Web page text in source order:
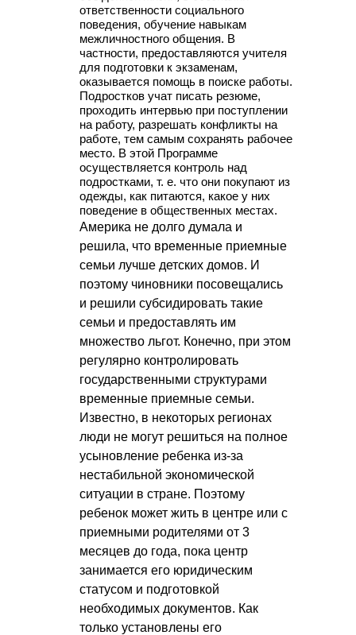
ответственности социального
поведения, обучение навыкам
межличностного общения. В
частности, предоставляются учителя
для подготовки к экзаменам,
оказывается помощь в поиске работы.
Подростков учат писать резюме,
проходить интервью при поступлении
на работу, разрешать конфликты на
работе, тем самым сохранять рабочее
место. В этой Программе
осуществляется контроль над
подростками, т. е. что они покупают из
одежды, как питаются, какое у них
поведение в общественных местах.
Америка не долго думала и
решила, что временные приемные
семьи лучше детских домов. И
поэтому чиновники посовещались
и решили субсидировать такие
семьи и предоставлять им
множество льгот. Конечно, при этом
регулярно контролировать
государственными структурами
временные приемные семьи.
Известно, в некоторых регионах
люди не могут решиться на полное
усыновление ребенка из-за
нестабильной экономической
ситуации в стране. Поэтому
ребенок может жить в центре или с
приемными родителями от 3
месяцев до года, пока центр
занимается его юридическим
статусом и подготовкой
необходимых документов. Как
только установлены его